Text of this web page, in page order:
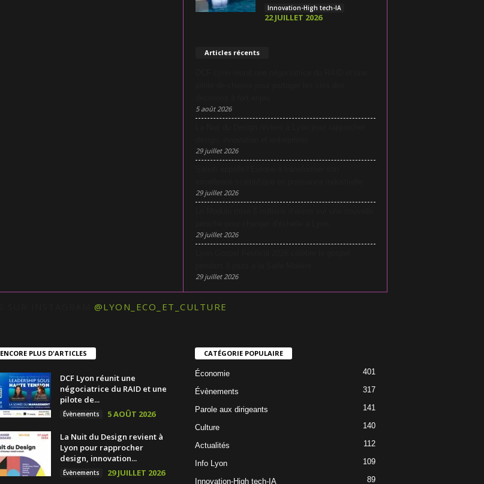
Innovation-High tech-IA
22 JUILLET 2026
Articles récents
5 août 2026
29 juillet 2026
29 juillet 2026
29 juillet 2026
29 juillet 2026
@LYON_ECO_ET_CULTURE
ENCORE PLUS D'ARTICLES
DCF Lyon réunit une
négociatrice du RAID et une
pilote de...
Évènements 5 AOÛT 2026
La Nuit du Design revient à
Lyon pour rapprocher
design, innovation...
Évènements 29 JUILLET 2026
CATÉGORIE POPULAIRE
Économie 401
Évènements 317
Parole aux dirigeants 141
Culture 140
Actualités 112
Info Lyon 109
Innovation-High tech-IA 89